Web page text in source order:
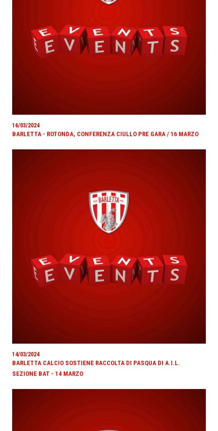
16/03/2024
BARLETTA - ROTONDA, CONFERENZA CIULLO PRE GARA / 16 MARZO
14/03/2024
BARLETTA CALCIO SOSTIENE RACCOLTA DI PASQUA DI A.I.L.
SEZIONE BAT - 14 MARZO